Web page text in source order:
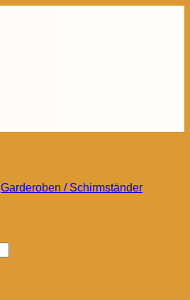
Garderoben / Schirmständer